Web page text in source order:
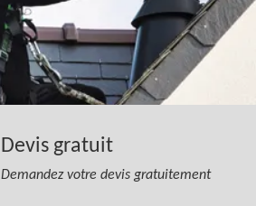
Devis gratuit
Demandez votre devis gratuitement